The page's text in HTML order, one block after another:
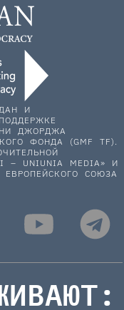
И
ДЖОРДЖА
ФОНДА (GMF TF).
– UNIUNIA MEDIA» И
СОЮЗА